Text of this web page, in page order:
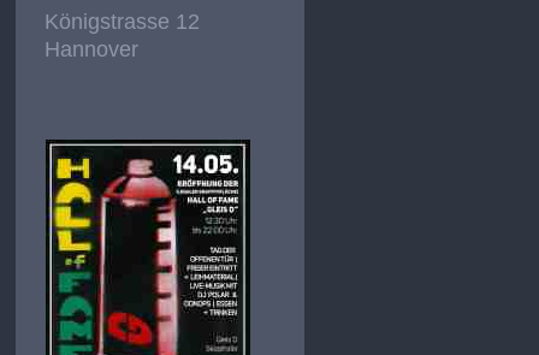
Königstrasse 12
Hannover